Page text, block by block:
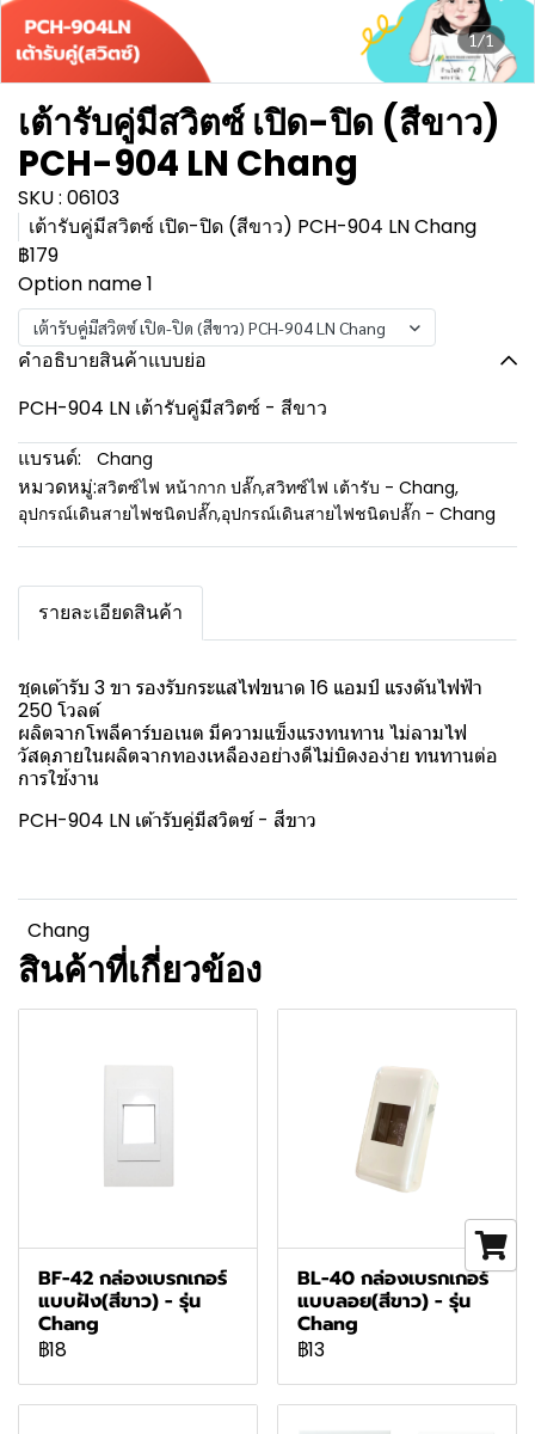
1/1
เต้ารับคู่มีสวิตซ์ เปิด-ปิด (สีขาว)
PCH-904 LN Chang
SKU : 06103
เต้ารับคู่มีสวิตซ์ เปิด-ปิด (สีขาว) PCH-904 LN Chang
฿179
Option name 1
เต้ารับคู่มีสวิตซ์ เปิด-ปิด (สีขาว) PCH-904 LN Chang
คำอธิบายสินค้าแบบย่อ
PCH-904 LN เต้ารับคู่มีสวิตซ์ - สีขาว
แบรนด์:
Chang
หมวดหมู่:สวิตซ์ไฟ หน้ากาก ปลั๊ก,สวิทซ์ไฟ เต้ารับ - Chang,
อุปกรณ์เดินสายไฟชนิดปลั๊ก,อุปกรณ์เดินสายไฟชนิดปลั๊ก - Chang
รายละเอียดสินค้า
ชุดเต้ารับ 3 ขา รองรับกระแสไฟขนาด 16 แอมป์ แรงดันไฟฟ้า
250 โวลต์
ผลิตจากโพลีคาร์บอเนต มีความแข็งแรงทนทาน ไม่ลามไฟ
วัสดุภายในผลิตจากทองเหลืองอย่างดีไม่บิดงอง่าย ทนทานต่อ
การใช้งาน
PCH-904 LN เต้ารับคู่มีสวิตซ์ - สีขาว
Chang
สินค้าที่เกี่ยวข้อง
BF-42 กล่องเบรกเกอร์
แบบฝัง(สีขาว) - รุ่น
Chang
฿18
BL-40 กล่องเบรกเกอร์
แบบลอย(สีขาว) - รุ่น
Chang
฿13